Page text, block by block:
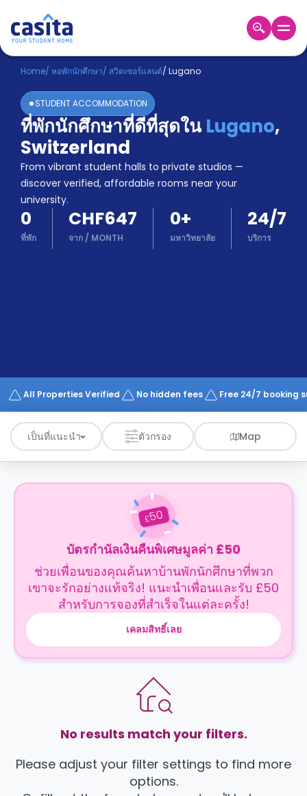
Home TH CHF
เข้าสู่
ระบบ
Booking
Accommodation
About
us
Blog
Refer
And
Earn
Become
Works
Home/ หอพักนักศึกษา/ สวิตเซอร์แลนด์/ Lugano
STUDENT ACCOMMODATION
ที่พักนักศึกษาที่ดีที่สุดใน Lugano,
Switzerland
From vibrant student halls to private studios —
discover verified, affordable rooms near your
university.
0
ที่พัก
CHF647
จาก / MONTH
0+
มหาวิทยาลัย
24/7
บริการ
All Properties Verified No hidden fees Free 24/7 booking
เป็นที่แนะนำ ตัวกรอง Map
£50
บัตรกำนัลเงินคืนพิเศษมูลค่า £50
ช่วยเพื่อนของคุณค้นหาบ้านพักนักศึกษาที่พวก
เขาจะรักอย่างแท้จริง! แนะนำเพื่อนและรับ £50
สำหรับการจองที่สำเร็จในแต่ละครั้ง!
เคลมสิทธิ์เลย
No results match your filters.
Please adjust your filter settings to find more
options.